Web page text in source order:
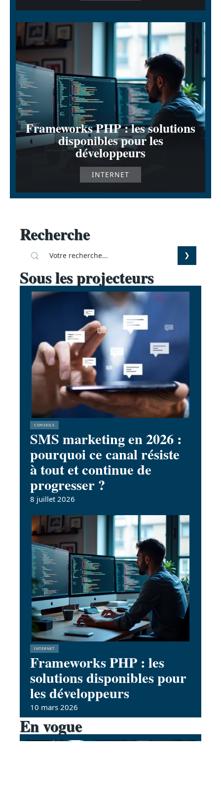
Frameworks PHP : les solutions
disponibles pour les
développeurs
INTERNET
Recherche
Sous les projecteurs
CONSEILS
SMS marketing en 2026 :
pourquoi ce canal résiste
à tout et continue de
progresser ?
8 juillet 2026
INTERNET
Frameworks PHP : les
solutions disponibles pour
les développeurs
10 mars 2026
En vogue